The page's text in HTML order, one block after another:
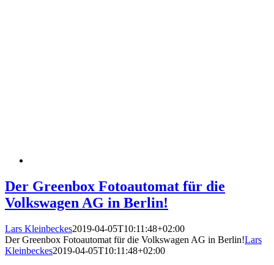
Der Greenbox Fotoautomat für die
Volkswagen AG in Berlin!
Lars Kleinbeckes2019-04-05T10:11:48+02:00
Der Greenbox Fotoautomat für die Volkswagen AG in Berlin!Lars
Kleinbeckes2019-04-05T10:11:48+02:00